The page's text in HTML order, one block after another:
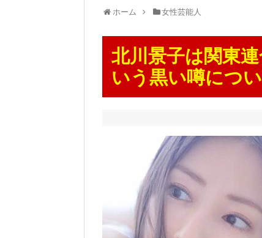
ホーム 女性芸能人
北川景子は関東
いう黒い噂につ